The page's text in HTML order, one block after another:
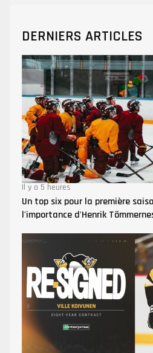
DERNIERS ARTICLES
Il y a 5 heures
Un top six pour la première
l'importance d'Henrik